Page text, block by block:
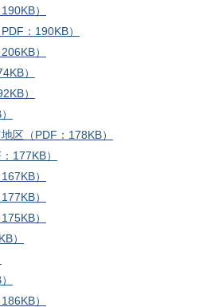
）
：190KB）
）
）
）
区（PDF：178KB）
177KB）
）
）
）
）
）